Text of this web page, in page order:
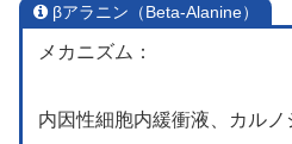
βアラニン（Beta-Alanine）
メカニズム：
内因性細胞内緩衝液、カルノ